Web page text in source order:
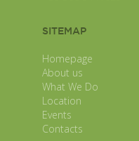
SITEMAP
Homepage
About us
What We Do
Location
Events
Contacts